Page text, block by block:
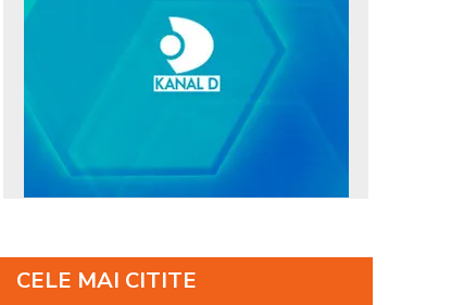
CELE MAI CITITE